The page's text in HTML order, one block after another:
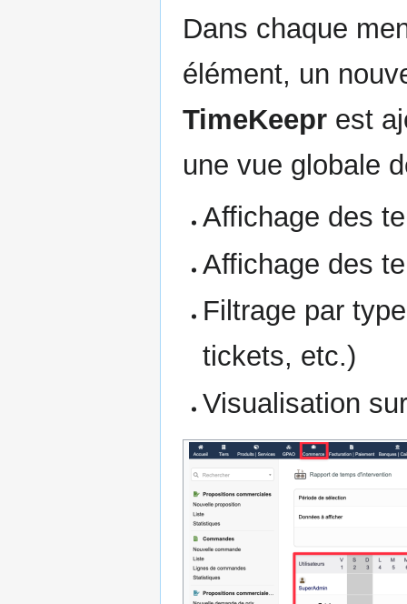
Dans chaque
élément, un
TimeKeepr est
une vue globale
Affichage des
Affichage des
Filtrage par
tickets, etc.)
Visualisation